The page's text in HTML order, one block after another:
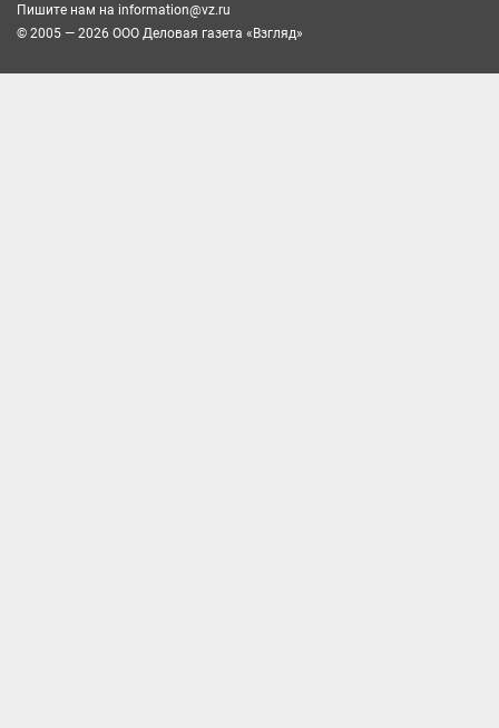
Пишите нам на information@vz.ru
© 2005 — 2026 ООО Деловая газета «Взгляд»